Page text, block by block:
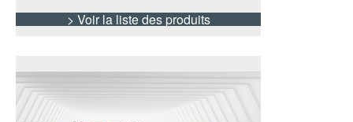
> Voir la liste des produits